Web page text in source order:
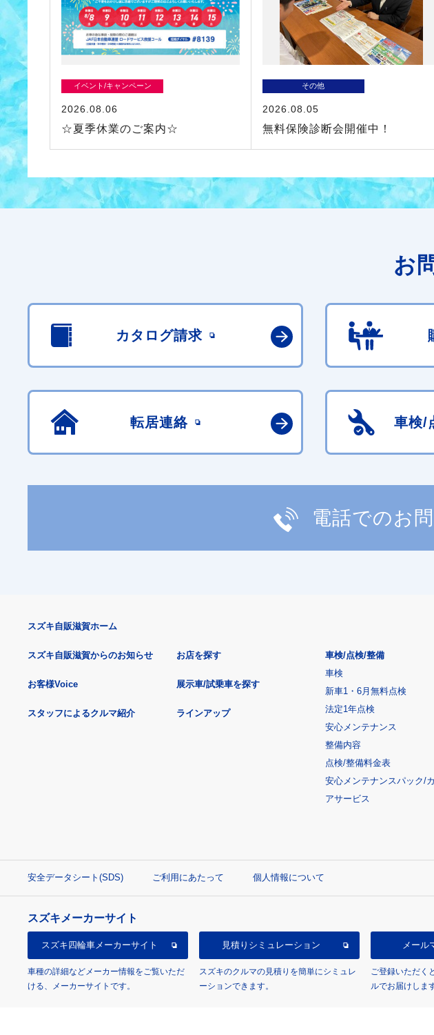
イベント/キャンペーン
2026.08.06
☆夏季休業のご案内☆
その他
2026.08.05
無料保険診断会開催中！
お
カタログ請求
転居連絡 車検/
電話でのお
スズキ自販滋賀ホーム
スズキ自販滋賀からのお知らせ
お客様Voice
スタッフによるクルマ紹介
お店を探す
展示車/試乗車を探す
ラインアップ
車検/点検/整備
車検
新車1・6月無料点検
法定1年点検
安心メンテナンス
整備内容
点検/整備料金表
安心メンテナンスパック/
アサービス
安全データシート(SDS) ご利用にあたって 個人情報について
スズキメーカーサイト
スズキ四輪車メーカーサイト
車種の詳細などメーカー情報をご覧いただ
ける、メーカーサイトです。
見積り シミュレーション
スズキのクルマの見積りを簡単にシミュレ
ーションできます。
メール
ご登録いただく
ルでお届けします